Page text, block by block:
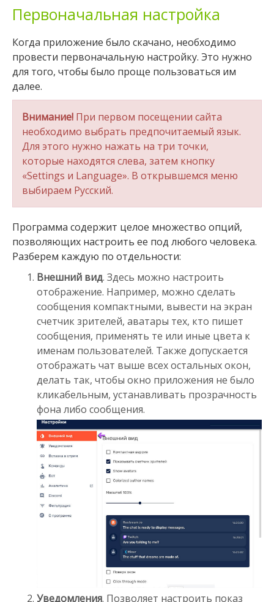
Первоначальная настройка
Когда приложение было скачано, необходимо
провести первоначальную настройку. Это нужно
для того, чтобы было проще пользоваться им
далее.
Внимание! При первом посещении сайта
необходимо выбрать предпочитаемый язык.
Для этого нужно нажать на три точки,
которые находятся слева, затем кнопку
«Settings и Language». В открывшемся меню
выбираем Русский.
Программа содержит целое множество опций,
позволяющих настроить ее под любого человека.
Разберем каждую по отдельности:
Внешний вид. Здесь можно настроить
отображение. Например, можно сделать
сообщения компактными, вывести на экран
счетчик зрителей, аватары тех, кто пишет
сообщения, применять те или иные цвета к
именам пользователей. Также допускается
отображать чат выше всех остальных окон,
делать так, чтобы окно приложения не было
кликабельным, устанавливать прозрачность
фона либо сообщения.
Уведомления. Позволяет настроить показ